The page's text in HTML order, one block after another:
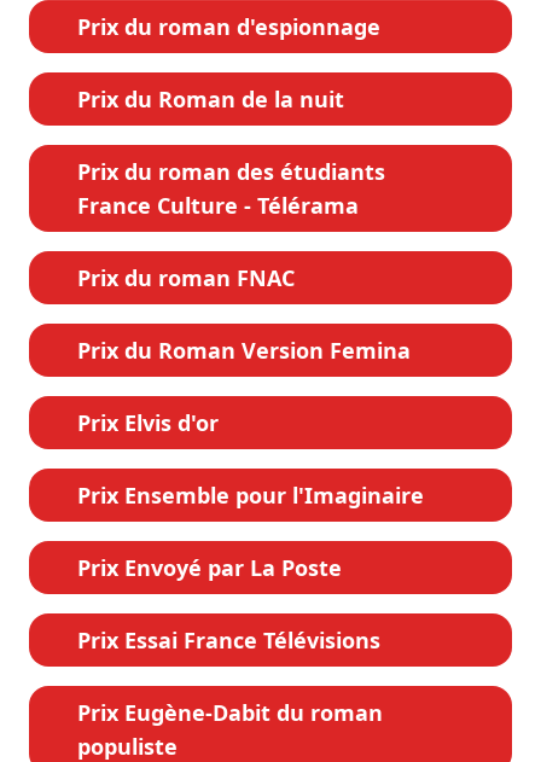
Prix du roman d'espionnage
Prix du Roman de la nuit
Prix du roman des étudiants
France Culture - Télérama
Prix du roman FNAC
Prix du Roman Version Femina
Prix Elvis d'or
Prix Ensemble pour l'Imaginaire
Prix Envoyé par La Poste
Prix Essai France Télévisions
Prix Eugène-Dabit du roman
populiste